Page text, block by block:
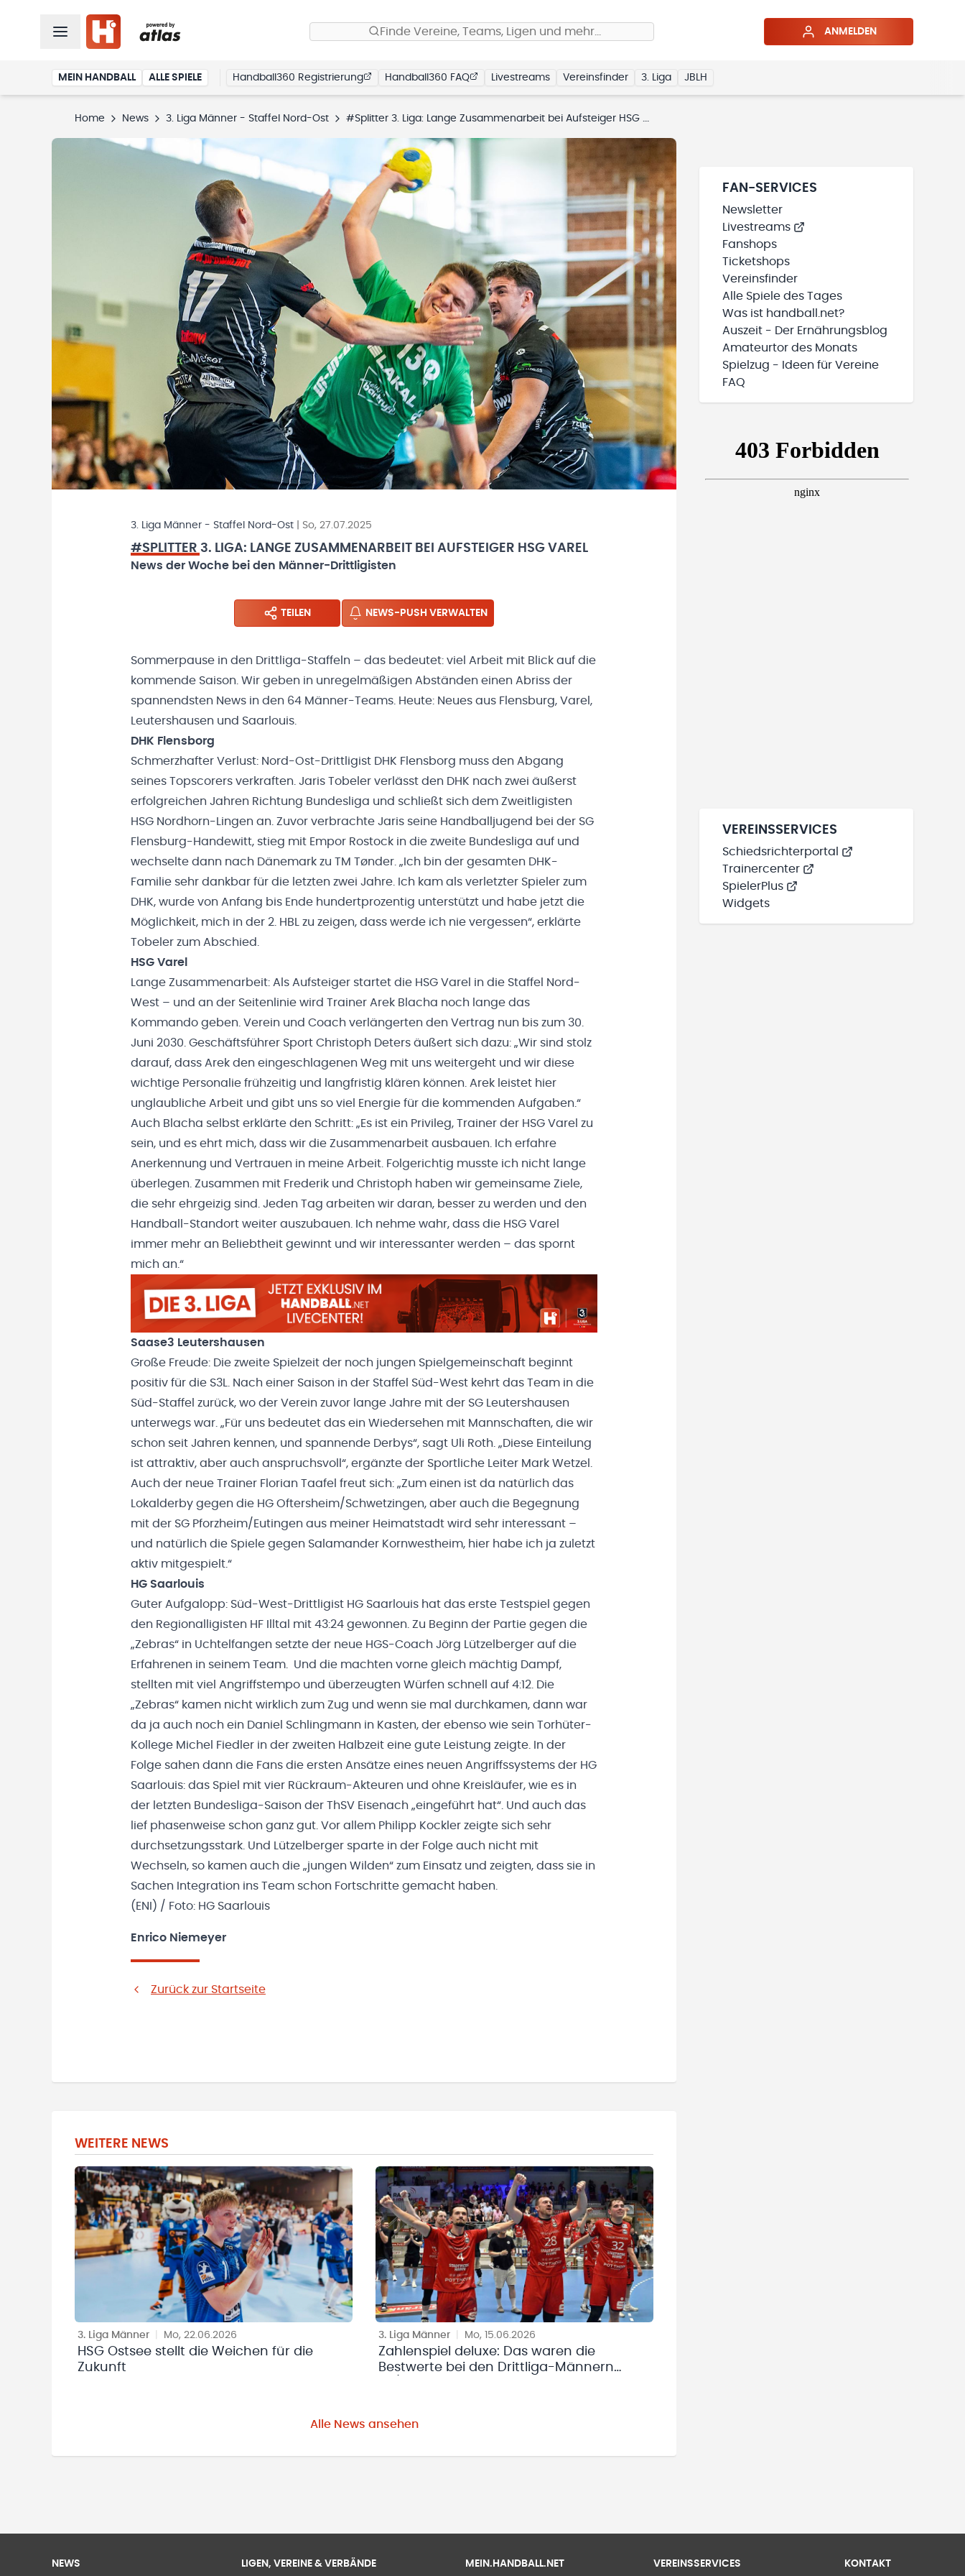
Finde Vereine, Teams, Ligen und mehr… ANMELDEN
MEIN HANDBALL ALLE SPIELE Handball360 Registrierung Handball360 FAQ Livestreams Vereinsfinder 3. Liga JBLH
Home News 3. Liga Männer - Staffel Nord-Ost #Splitter 3. Liga: Lange Zusammenarbeit bei Aufsteiger HSG Varel
3. Liga Männer - Staffel Nord-Ost So, 27.07.2025
#SPLITTER 3. LIGA: LANGE ZUSAMMENARBEIT BEI AUFSTEIGER HSG VAREL
News der Woche bei den Männer-Drittligisten
TEILEN NEWS-PUSH VERWALTEN
Sommerpause in den Drittliga-Staffeln – das bedeutet: viel Arbeit mit Blick auf die
kommende Saison. Wir geben in unregelmäßigen Abständen einen Abriss der
spannendsten News in den 64 Männer-Teams. Heute: Neues aus Flensburg, Varel,
Leutershausen und Saarlouis.
DHK Flensborg
Schmerzhafter Verlust: Nord-Ost-Drittligist DHK Flensborg muss den Abgang
seines Topscorers verkraften. Jaris Tobeler verlässt den DHK nach zwei äußerst
erfolgreichen Jahren Richtung Bundesliga und schließt sich dem Zweitligisten
HSG Nordhorn-Lingen an. Zuvor verbrachte Jaris seine Handballjugend bei der SG
Flensburg-Handewitt, stieg mit Empor Rostock in die zweite Bundesliga auf und
wechselte dann nach Dänemark zu TM Tønder. „Ich bin der gesamten DHK-
Familie sehr dankbar für die letzten zwei Jahre. Ich kam als verletzter Spieler zum
DHK, wurde von Anfang bis Ende hundertprozentig unterstützt und habe jetzt die
Möglichkeit, mich in der 2. HBL zu zeigen, dass werde ich nie vergessen“, erklärte
Tobeler zum Abschied.
HSG Varel
Lange Zusammenarbeit: Als Aufsteiger startet die HSG Varel in die Staffel Nord-
West – und an der Seitenlinie wird Trainer Arek Blacha noch lange das
Kommando geben. Verein und Coach verlängerten den Vertrag nun bis zum 30.
Juni 2030. Geschäftsführer Sport Christoph Deters äußert sich dazu: „Wir sind stolz
darauf, dass Arek den eingeschlagenen Weg mit uns weitergeht und wir diese
wichtige Personalie frühzeitig und langfristig klären können. Arek leistet hier
unglaubliche Arbeit und gibt uns so viel Energie für die kommenden Aufgaben.“
Auch Blacha selbst erklärte den Schritt: „Es ist ein Privileg, Trainer der HSG Varel zu
sein, und es ehrt mich, dass wir die Zusammenarbeit ausbauen. Ich erfahre
Anerkennung und Vertrauen in meine Arbeit. Folgerichtig musste ich nicht lange
überlegen. Zusammen mit Frederik und Christoph haben wir gemeinsame Ziele,
die sehr ehrgeizig sind. Jeden Tag arbeiten wir daran, besser zu werden und den
Handball-Standort weiter auszubauen. Ich nehme wahr, dass die HSG Varel
immer mehr an Beliebtheit gewinnt und wir interessanter werden – das spornt
mich an.“
Saase3 Leutershausen
Große Freude: Die zweite Spielzeit der noch jungen Spielgemeinschaft beginnt
positiv für die S3L. Nach einer Saison in der Staffel Süd-West kehrt das Team in die
Süd-Staffel zurück, wo der Verein zuvor lange Jahre mit der SG Leutershausen
unterwegs war. „Für uns bedeutet das ein Wiedersehen mit Mannschaften, die wir
schon seit Jahren kennen, und spannende Derbys“, sagt Uli Roth. „Diese Einteilung
ist attraktiv, aber auch anspruchsvoll“, ergänzte der Sportliche Leiter Mark Wetzel.
Auch der neue Trainer Florian Taafel freut sich: „Zum einen ist da natürlich das
Lokalderby gegen die HG Oftersheim/Schwetzingen, aber auch die Begegnung
mit der SG Pforzheim/Eutingen aus meiner Heimatstadt wird sehr interessant –
und natürlich die Spiele gegen Salamander Kornwestheim, hier habe ich ja zuletzt
aktiv mitgespielt.“
HG Saarlouis
Guter Aufgalopp: Süd-West-Drittligist HG Saarlouis hat das erste Testspiel gegen
den Regionalligisten HF Illtal mit 43:24 gewonnen. Zu Beginn der Partie gegen die
„Zebras“ in Uchtelfangen setzte der neue HGS-Coach Jörg Lützelberger auf die
Erfahrenen in seinem Team. Und die machten vorne gleich mächtig Dampf,
stellten mit viel Angriffstempo und überzeugten Würfen schnell auf 4:12. Die
„Zebras“ kamen nicht wirklich zum Zug und wenn sie mal durchkamen, dann war
da ja auch noch ein Daniel Schlingmann in Kasten, der ebenso wie sein Torhüter-
Kollege Michel Fiedler in der zweiten Halbzeit eine gute Leistung zeigte. In der
Folge sahen dann die Fans die ersten Ansätze eines neuen Angriffssystems der HG
Saarlouis: das Spiel mit vier Rückraum-Akteuren und ohne Kreisläufer, wie es in
der letzten Bundesliga-Saison der ThSV Eisenach „eingeführt hat“. Und auch das
lief phasenweise schon ganz gut. Vor allem Philipp Kockler zeigte sich sehr
durchsetzungsstark. Und Lützelberger sparte in der Folge auch nicht mit
Wechseln, so kamen auch die „jungen Wilden“ zum Einsatz und zeigten, dass sie in
Sachen Integration ins Team schon Fortschritte gemacht haben.
(ENI) / Foto: HG Saarlouis
Enrico Niemeyer
Zurück zur Startseite
WEITERE NEWS
3. Liga Männer Mo, 22.06.2026
HSG Ostsee stellt die Weichen für die
Zukunft
3. Liga Männer Mo, 15.06.2026
Zahlenspiel deluxe: Das waren die
Bestwerte bei den Drittliga-Männern
Alle News ansehen
FAN-SERVICES
Newsletter
Livestreams
Fanshops
Ticketshops
Vereinsfinder
Alle Spiele des Tages
Was ist handball.net?
Auszeit - Der Ernährungsblog
Amateurtor des Monats
Spielzug - Ideen für Vereine
FAQ
VEREINSSERVICES
Schiedsrichterportal
Trainercenter
SpielerPlus
Widgets
NEWS LIGEN, VEREINE & VERBÄNDE MEIN.HANDBALL.NET VEREINSSERVICES KONTAKT